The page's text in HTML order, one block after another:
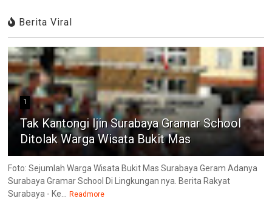
Berita Viral
1
Tak Kantongi Ijin Surabaya Gramar School
Ditolak Warga Wisata Bukit Mas
Foto: Sejumlah Warga Wisata Bukit Mas Surabaya Geram Adanya
Surabaya Gramar School Di Lingkungan nya. Berita Rakyat
Surabaya - Ke...
Readmore